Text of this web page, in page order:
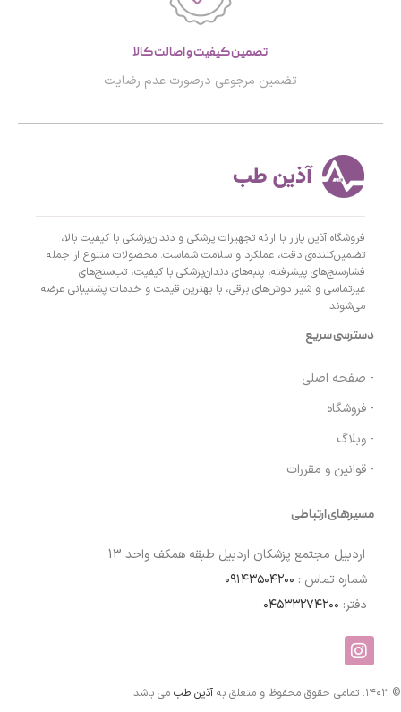
تصمین کیفیت و اصالت کالا
تضمین مرجوعی درصورت عدم رضایت
فروشگاه آذین پازار با ارائه تجهیزات پزشکی و دندان‌پزشکی با کیفیت بالا،
تضمین‌کننده‌ی دقت، عملکرد و سلامت شماست. محصولات متنوع از جمله
فشارسنج‌های پیشرفته، پنبه‌های دندان‌پزشکی با کیفیت، تب‌سنج‌های
غیرتماسی و شیر دوش‌های برقی، با بهترین قیمت و خدمات پشتیبانی عرضه
می‌شوند.
دسترسی سریع
- صفحه اصلی
- فروشگاه
- وبلاگ
- قوانین و مقررات
مسیرهای ارتباطی
اردبیل مجتمع پزشکان اردبیل طبقه همکف واحد 13
شماره تماس : ۰۹۱۴۳۵۰۴۲۰۰
دفتر: ۰۴۵۳۳۲۷۴۲۰۰
© ۱۴۰۳. تمامی حقوق محفوظ و متعلق به آذین طب می باشد.